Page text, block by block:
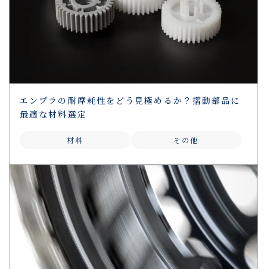
エンプラの耐摩耗性をどう見極めるか？摺動部品に
最適な材料選定
材料 その他